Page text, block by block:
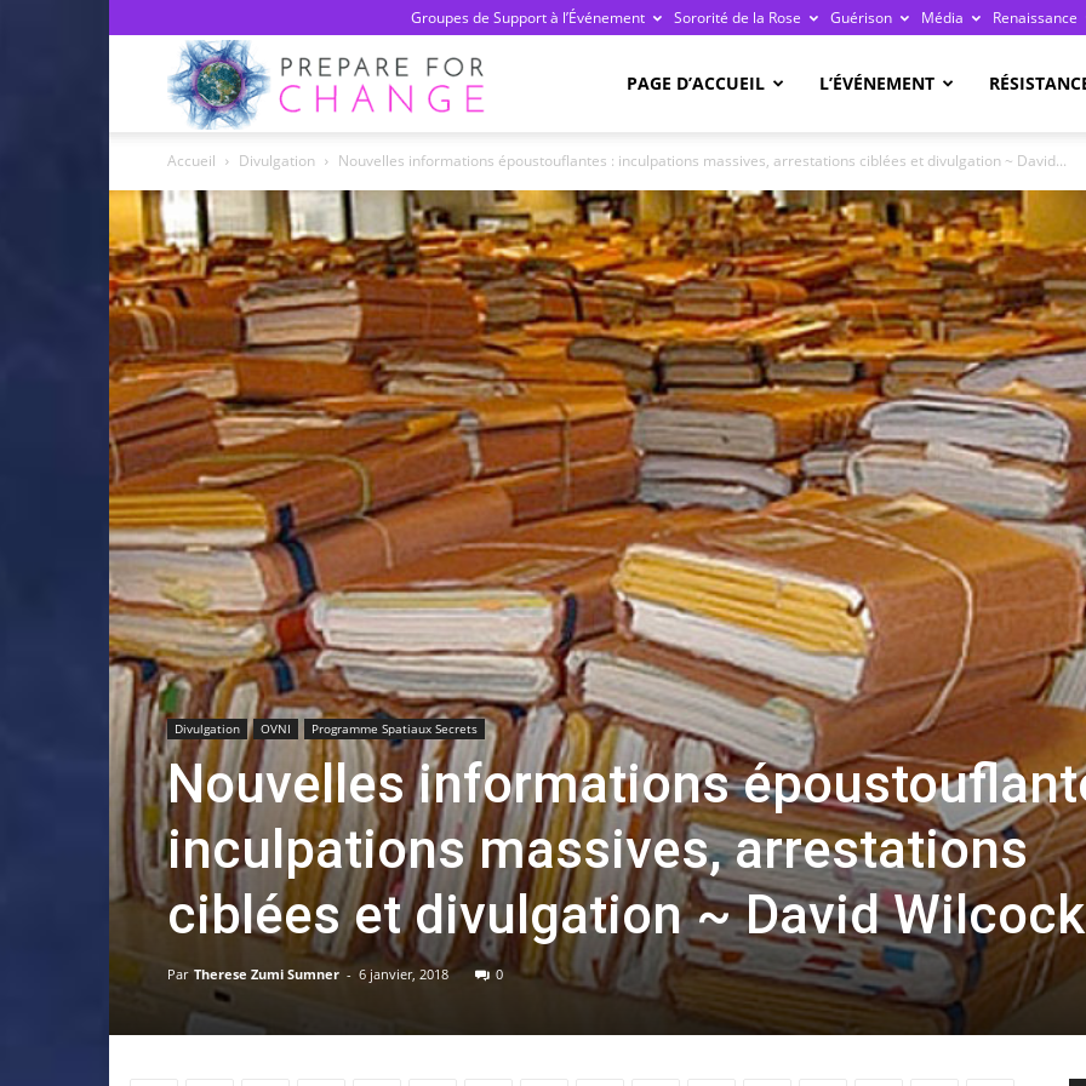
Groupes de Support à l’Événement Sororité de la Rose Guérison Média Renaissance
Change
–
Français
PAGE D’ACCUEIL L’ÉVÉNEMENT
Accueil Divulgation Nouvelles informations époustouflantes : inculpations massives, arrestations ciblées et divulgation ~ David...
Divulgation OVNI Programme Spatiaux Secrets
Nouvelles informations
inculpations massives, arrestations
ciblées et divulgation ~ David Wilcock
Par Therese Zumi Sumner - 6 janvier, 2018 0